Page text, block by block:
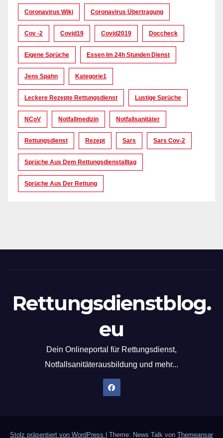
Coronavirus Wiki Coronavirus Übertragung
Cov -2 Covid19 Covid2019 Doccheck
Eigene Sprüche Essen Im 24h Stunden Dienst
Jens Spahn Kategorie1
Leckere Rezepte Rettungsdienst Lustige Sprüche
NCoV Notfallmedizin Notfallsanitäter
Rettungsdienst Rezept Sars Sars Cov-2
Sprüche Aus Dem Rettungsdienstalltag
Sprüche Aus Der Rettung
Rettungsdienstblog.
eu
Dein Onlineportal für Rettungsdienst,
Notfallsanitäterausbildung und mehr...
Stolz präsentiert von WordPress Theme: News Talk von Themeansar